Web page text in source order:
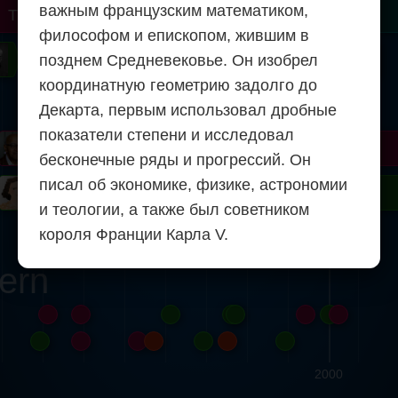
2000
Avila
Mirzakhani
Tao
Bourgain
Matiyasevich
Uhlenbeck
Easley
Serre
Mandelbrot
Robinson
Gardner
Turingважным французским математиком,
философом и епископом, жившим в
позднем Средневековье. Он изобрел
координатную геометрию задолго до
Декарта, первым использовал дробные
показатели степени и исследовал
бесконечные ряды и прогрессий. Он
писал об экономике, физике, астрономии
и теологии, а также был советником
короля Франции Карла V.